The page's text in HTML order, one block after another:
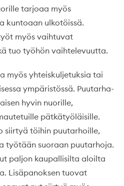
tarjoaa myös
kuntoaan ulkotöissä.
myös vaihtuvat
tuo työhön vaihtelevuutta.
myös yhteiskuljetuksia tai
ympäristössä. Puutarha-
hyvin nuorille,
pätkätyöläisille.
siirtyä töihin puutarhoille,
työtään suoraan puutarhoja.
paljon kaupallisilta aloilta
Lisäpanoksen tuovat